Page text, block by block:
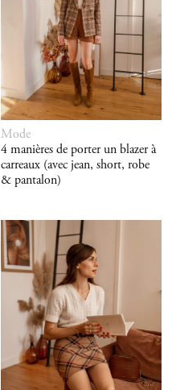
Mode
4 manières de porter un blazer à
carreaux (avec jean, short, robe
& pantalon)